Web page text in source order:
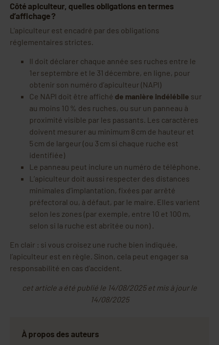
Côté apiculteur, quelles obligations en termes
d’affichage ?
L'apiculteur est encadré par des obligations
réglementaires strictes.
Il doit déclarer chaque année ses ruches entre le
1er septembre et le 31 décembre, en ligne, pour
obtenir son numéro d’apiculteur (NAPI)
Ce NAPI doit être affiché de manière indélébile sur
au moins 10 % des ruches, ou sur un panneau à
proximité visible par les passants. Les caractères
doivent mesurer au minimum 8 cm de hauteur et
5 cm de largeur (ou 3 cm si chaque ruche est
identifiée)
Le panneau peut inclure un numéro de téléphone.
L’apiculteur doit aussi respecter des distances
minimales d’implantation, fixées par arrêté
préfectoral ou, à défaut, par le maire. Elles varient
selon les zones (par exemple, entre 10 et 100 m,
selon si la ruche est abritée ou non) .
En clair : si vous croisez une ruche bien indiquée,
l’apiculteur est en règle. Sinon, cela peut engager sa
responsabilité en cas d’accident.
cet article a été publié le 14/08/2025 et mis à jour le
14/08/2025
À propos des auteurs